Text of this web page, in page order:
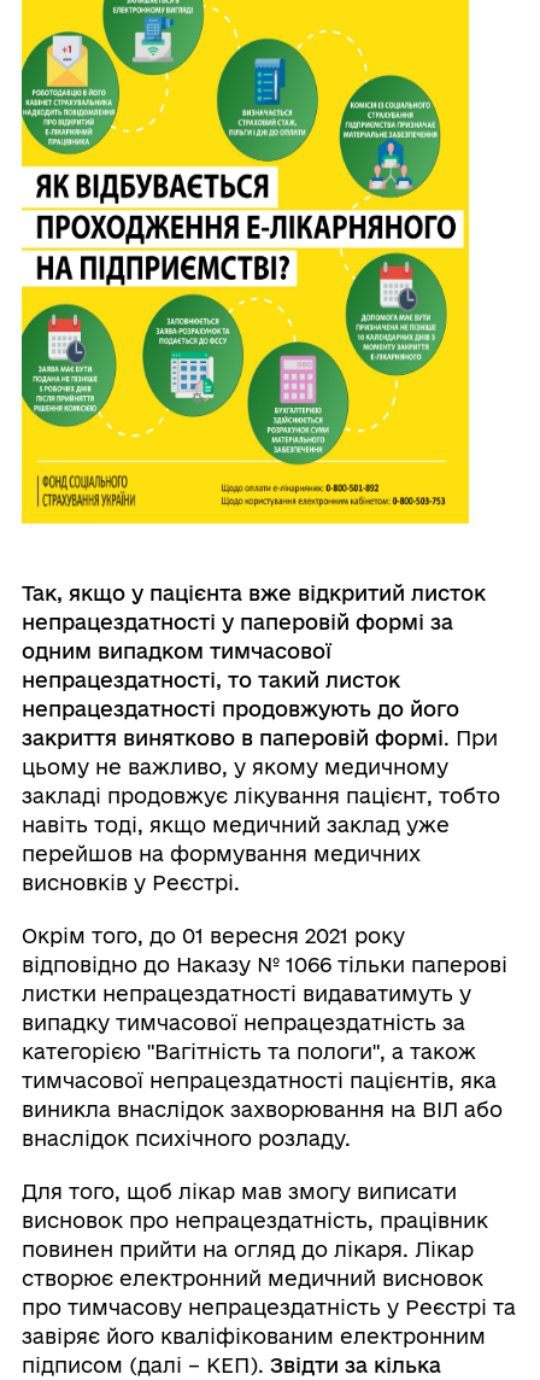
Так, якщо у пацієнта вже відкритий листок
непрацездатності у паперовій формі за
одним випадком тимчасової
непрацездатності, то такий листок
непрацездатності продовжують до його
закриття винятково в паперовій формі. При
цьому не важливо, у якому медичному
закладі продовжує лікування пацієнт, тобто
навіть тоді, якщо медичний заклад уже
перейшов на формування медичних
висновків у Реєстрі.
Окрім того, до 01 вересня 2021 року
відповідно до Наказу № 1066 тільки паперові
листки непрацездатності видаватимуть у
випадку тимчасової непрацездатність за
категорією "Вагітність та пологи", а також
тимчасової непрацездатності пацієнтів, яка
виникла внаслідок захворювання на ВІЛ або
внаслідок психічного розладу.
Для того, щоб лікар мав змогу виписати
висновок про непрацездатність, працівник
повинен прийти на огляд до лікаря. Лікар
створює електронний медичний висновок
про тимчасову непрацездатність у Реєстрі та
завіряє його кваліфікованим електронним
підписом (далі – КЕП). Звідти за кілька